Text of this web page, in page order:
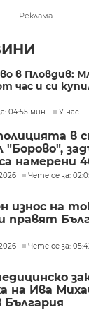
Реклама
в Пловдив:
час и си
04:55 мин. У нас
в
"Борово",
намерени
Чете се за:
износ на
правят
Чете се за:
на Ива
България